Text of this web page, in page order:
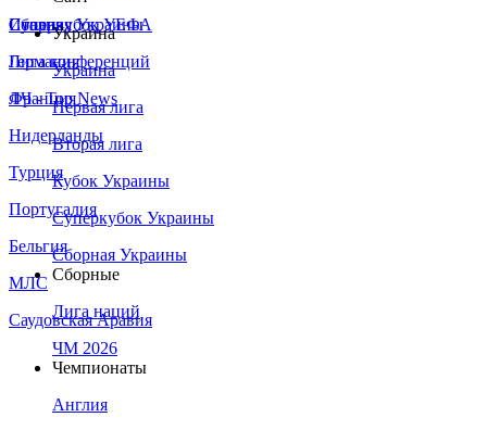
Сборная Украины
Италия
Германия
Франция
Нидерланды
Турция
Португалия
Бельгия
МЛС
Саудовская Аравия
Суперкубок УЕФА
Лига конференций
ЛЧ - Top News
Украина
Украина
Первая лига
Вторая лига
Кубок Украины
Суперкубок Украины
Сборная Украины
Сборные
Лига наций
ЧМ 2026
Чемпионаты
Англия